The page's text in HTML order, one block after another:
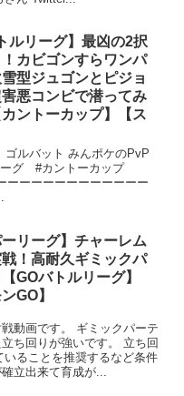
ルリーグ】最凶の2択
カビゴンすらワンパ
型ジュゴンとピジョ
悪コンビで潜ってみ
ントーカップ】【ス
ゴルバット みんポケのPvP
グ #カントーカップ
ーーーーーーーーーーー
ーリーグ】チャーレム
！高耐久ギミックパ
GOバトルリーグ】
GO】
動画です。 ギミックパーテ
ち回りが強いです。 立ち回
ることを推奨するなど条件
立出来て育成が...